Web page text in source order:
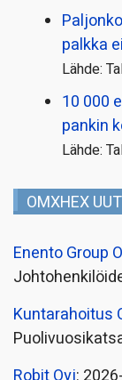
palkka
Lähde:
10 000
pankin
Lähde:
OMXHEX
Enento Group
Kuntarahoitus